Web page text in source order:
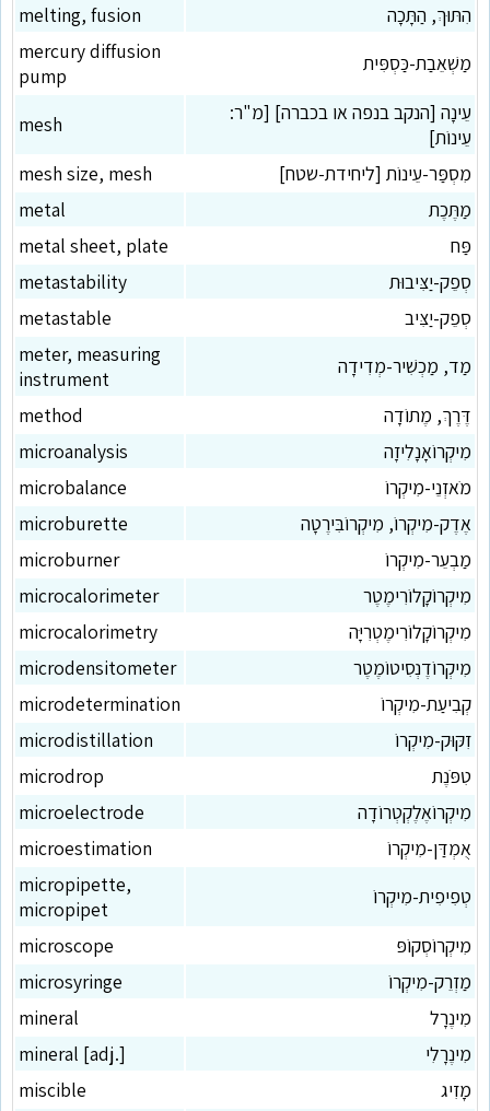
melting, fusion
הִתּוּךְ, הַתָּכָה
mercury diffusion
pump
מַשְׁאֵבַת-כַּסְפִּית
mesh
עֵינָה [הנקב בנפה או בכברה] [מ"ר:
עֵינוֹת]
mesh size, mesh
מִסְפַּר-עֵינוֹת [ליחידת-שטח]
metal
מַתֶּכֶת
metal sheet, plate
פַּח
metastability
סְפֵק-יַצִּיבוּת
metastable
סְפֵק-יַצִּיב
meter, measuring
instrument
מַד, מַכְשִׁיר-מְדִידָה
method
דֶּרֶךְ, מֶתוֹדָה
microanalysis
מִיקְרוֹאָנָלִיזָה
microbalance
מֹאזְנֵי-מִיקְרוֹ
microburette
אֶדֶק-מִיקְרוֹ, מִיקְרוֹבִּירֶטָה
microburner
מַבְעֵר-מִיקְרוֹ
microcalorimeter
מִיקְרוֹקָלוֹרִימֶטֶר
microcalorimetry
מִיקְרוֹקָלוֹרִימֶטְרִיָּה
microdensitometer
מִיקְרוֹדֶנְסִיטוֹמֶטֶר
microdetermination
קְבִיעַת-מִיקְרוֹ
microdistillation
זִקּוּק-מִיקְרוֹ
microdrop
טִפֹּנֶת
microelectrode
מִיקְרוֹאֶלֶקְטְרוֹדָה
microestimation
אֻמְדַּן-מִיקְרוֹ
micropipette,
micropipet
טְפִיפִית-מִיקְרוֹ
microscope
מִיקְרוֹסְקוֹפּ
microsyringe
מַזְרֵק-מִיקְרוֹ
mineral
מִינֶרָל
mineral [adj.]
מִינֶרָלִי
miscible
מָזִיג